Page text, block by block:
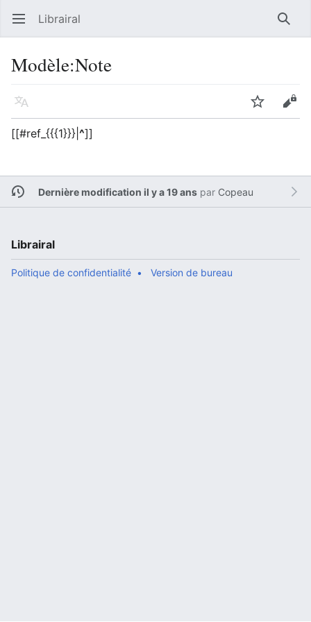
Ouvrir le menu principal Librairal
Modèle:Note
Langue Suivre
[[#ref_{{{1}}}| ^]]
Dernière modification il y a 19 anspar Copeau
Librairal
Politique de confidentialité Version de bureau